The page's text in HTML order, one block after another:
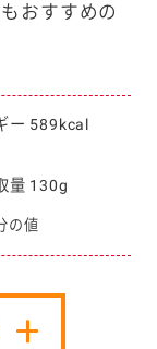
おすすめの
ー 589kcal
量 130g
の値